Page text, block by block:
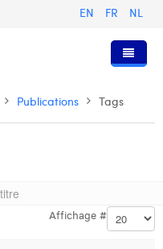
EN FR NL
Publications Tags
Affichage #